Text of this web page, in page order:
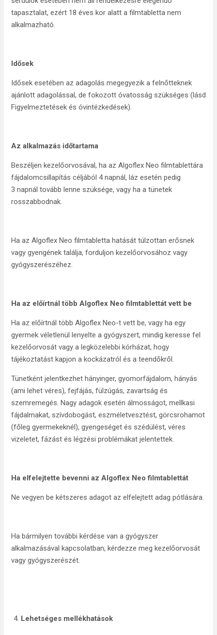
tapasztalat, ezért 18 éves kor alatt a filmtabletta nem
alkalmazható.
Idősek
Idősek esetében az adagolás megegyezik a felnőtteknek
ajánlott adagolással, de fokozott óvatosság szükséges (lásd
Figyelmeztetések és óvintézkedések).
Az alkalmazás időtartama
Beszéljen kezelőorvosával, ha az Algoflex Neo filmtablettára
fájdalomcsillapítás céljából 4 napnál, láz esetén pedig
3 napnál tovább lenne szüksége, vagy ha a tünetek
rosszabbodnak.
Ha az Algoflex Neo filmtabletta hatását túlzottan erősnek
vagy gyengének találja, forduljon kezelőorvosához vagy
gyógyszerészéhez.
Ha az előírtnál több Algoflex Neo filmtablettát vett be
Ha az előírtnál több Algoflex Neo-t vett be, vagy ha egy
gyermek véletlenül lenyelte a gyógyszert, mindig keresse fel
kezelőorvosát vagy a legközelebbi kórházat, hogy
tájékoztatást kapjon a kockázatról és a teendőkről.
Tünetként jelentkezhet hányinger, gyomorfájdalom, hányás
(ami lehet véres), fejfájás, fülzúgás, zavartság és
szemremegés. Nagy adagok esetén álmosságot, mellkasi
fájdalmakat, szívdobogást, eszméletvesztést, görcsrohamot
(főleg gyermekeknél), gyengeséget és szédülést, véres
vizeletet, fázást és légzési problémákat jelentettek.
Ha elfelejtette bevenni az Algoflex Neo filmtablettát
Ne vegyen be kétszeres adagot az elfelejtett adag pótlására.
Ha bármilyen további kérdése van a gyógyszer
alkalmazásával kapcsolatban, kérdezze meg kezelőorvosát
vagy gyógyszerészét.
Lehetséges mellékhatások